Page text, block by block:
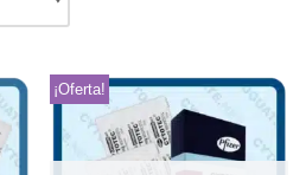
¡Oferta!